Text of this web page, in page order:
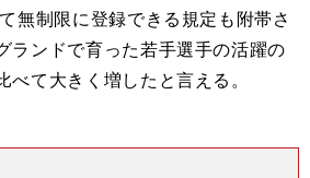
無制限に登録できる規定も附帯さ
ランドで育った若手選手の活躍の
べて大きく増したと言える。